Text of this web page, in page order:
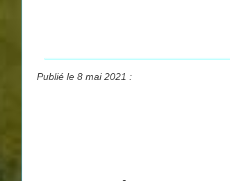
Publié le 8 mai 2021 :